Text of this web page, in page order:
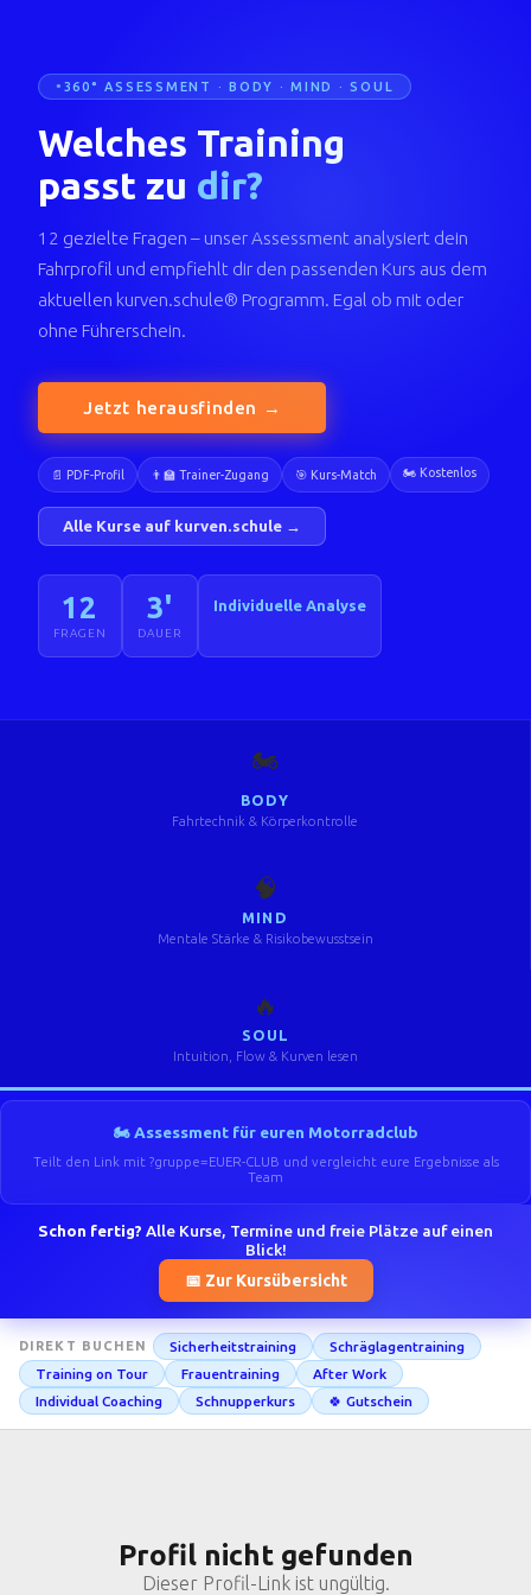
360° ASSESSMENT · BODY · MIND · SOUL
Welches Training
passt zu dir?
12 gezielte Fragen – unser Assessment analysiert dein
Fahrprofil und empfiehlt dir den passenden Kurs aus dem
aktuellen kurven.schule® Programm. Egal ob mit oder
ohne Führerschein.
Jetzt herausfinden →
📄 PDF-Profil 👨‍🏫 Trainer-Zugang 🎯 Kurs-Match 🏍️ Kostenlos
Alle Kurse auf kurven.schule →
12
FRAGEN
3'
DAUER
Individuelle Analyse
🏍️
BODY
Fahrtechnik & Körperkontrolle
🧠
MIND
Mentale Stärke & Risikobewusstsein
🔥
SOUL
Intuition, Flow & Kurven lesen
🏍️ Assessment für euren Motorradclub
Teilt den Link mit ?gruppe=EUER-CLUB und vergleicht eure Ergebnisse als
Team
Schon fertig? Alle Kurse, Termine und freie Plätze auf einen
Blick!
📅 Zur Kursübersicht
DIREKT BUCHEN Sicherheitstraining
Schräglagentraining
Training on Tour
Frauentraining
After Work
Individual Coaching
Schnupperkurs 🍀 Gutschein
Profil nicht gefunden
Dieser Profil-Link ist ungültig.